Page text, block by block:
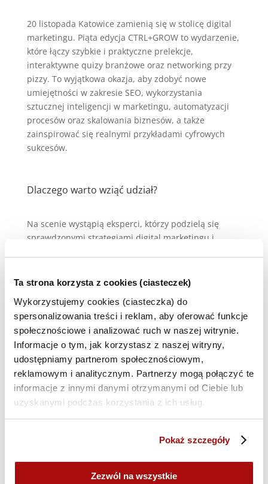
Ta strona korzysta z cookies (ciasteczek)
Wykorzystujemy cookies (ciasteczka) do
spersonalizowania treści i reklam, aby oferować funkcje
społecznościowe i analizować ruch w naszej witrynie.
Informacje o tym, jak korzystasz z naszej witryny,
udostępniamy partnerom społecznościowym,
reklamowym i analitycznym. Partnerzy mogą połączyć te
informacje z innymi danymi otrzymanymi od Ciebie lub
uzyskanymi podczas korzystania z ich usług.
Pokaż szczegóły
Zezwól na wszystkie
20 listopada Katowice zamienią się w stolicę digital
marketingu. Piąta edycja CTRL+GROW to wydarzenie,
które łączy szybkie i praktyczne prelekcje,
interaktywne quizy branżowe oraz networking przy
pizzy. To wyjątkowa okazja, aby zdobyć nowe
umiejętności w zakresie SEO, wykorzystania
sztucznej inteligencji w marketingu, automatyzacji
procesów oraz skalowania biznesów, a także
zainspirować się realnymi przykładami cyfrowych
sukcesów.
Dlaczego warto wziąć udział?
Na scenie wystąpią eksperci, którzy podzielą się
sprawdzonymi strategiami digital marketingu i
Wikowska z Answear.com, Paulina Semik z Trust
Szymon Słowik z Takaoto.pro, Tomasz Jeska z
Serwisylokalne.pl oraz Jacek Żmudziński z MakoLab.
Podczas wydarzenia uczestnicy będą mogli wziąć
udział w quizach branżowych, które pozwolą
sprawdzić wiedzę i wymienić doświadczenia. Przerwy
przy pizzy stworzą idealną przestrzeń do
nieformalnych rozmów i nawiązywania kontaktów.
Uczestnicy otrzymają również praktyczne wskazówki i
inspiracje w zakresie SEO, growth marketingu,